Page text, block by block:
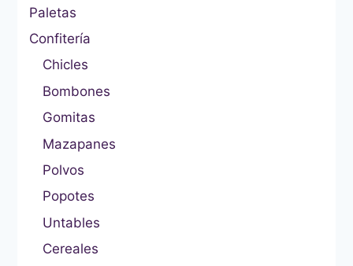
Paletas
Confitería
Chicles
Bombones
Gomitas
Mazapanes
Polvos
Popotes
Untables
Cereales